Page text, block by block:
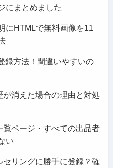
にまとめました
にHTMLで無料画像を11
録方法！間違いやすいの
消えた場合の理由と対処
ページ・すべての出品者
い
リングに勝手に登録？確